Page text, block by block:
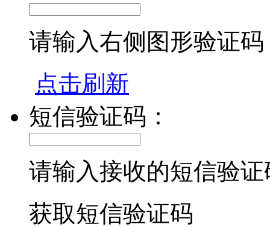
请输入右侧图形验证码
点击刷新
短信验证码：
请输入接收的短信验证
获取短信验证码